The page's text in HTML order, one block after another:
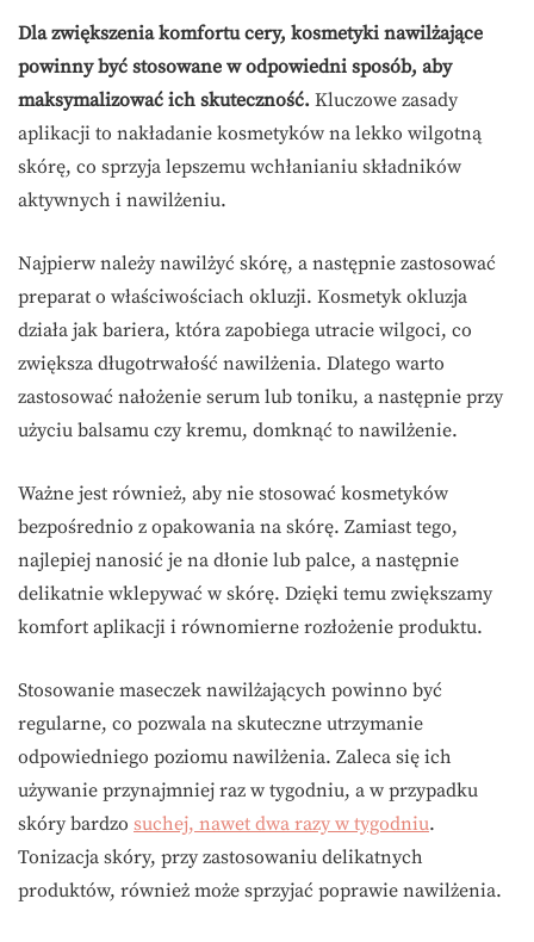
Dla zwiększenia komfortu cery, kosmetyki nawilżające
powinny być stosowane w odpowiedni sposób, aby
maksymalizować ich skuteczność. Kluczowe zasady
aplikacji to nakładanie kosmetyków na lekko wilgotną
skórę, co sprzyja lepszemu wchłanianiu składników
aktywnych i nawilżeniu.
Najpierw należy nawilżyć skórę, a następnie zastosować
preparat o właściwościach okluzji. Kosmetyk okluzja
działa jak bariera, która zapobiega utracie wilgoci, co
zwiększa długotrwałość nawilżenia. Dlatego warto
zastosować nałożenie serum lub toniku, a następnie przy
użyciu balsamu czy kremu, domknąć to nawilżenie.
Ważne jest również, aby nie stosować kosmetyków
bezpośrednio z opakowania na skórę. Zamiast tego,
najlepiej nanosić je na dłonie lub palce, a następnie
delikatnie wklepywać w skórę. Dzięki temu zwiększamy
komfort aplikacji i równomierne rozłożenie produktu.
Stosowanie maseczek nawilżających powinno być
regularne, co pozwala na skuteczne utrzymanie
odpowiedniego poziomu nawilżenia. Zaleca się ich
używanie przynajmniej raz w tygodniu, a w przypadku
skóry bardzo suchej, nawet dwa razy w tygodniu.
Tonizacja skóry, przy zastosowaniu delikatnych
produktów, również może sprzyjać poprawie nawilżenia.